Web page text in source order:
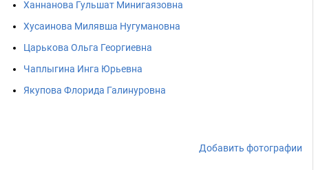
Ханнанова Гульшат Минигаязовна
Хусаинова Милявша Нугумановна
Царькова Ольга Георгиевна
Чаплыгина Инга Юрьевна
Якупова Флорида Галинуровна
Добавить фотографии